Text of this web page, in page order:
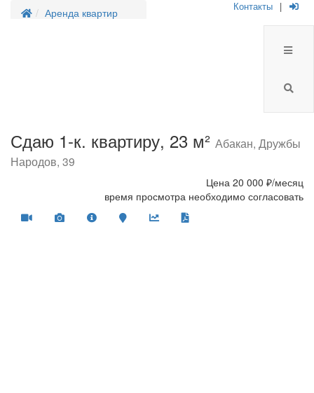
Аренда квартир Контакты |
Сдаю 1-к. квартиру, 23 м² Абакан, Дружбы
Народов, 39
Цена 20 000 ₽/месяц
время просмотра необходимо согласовать